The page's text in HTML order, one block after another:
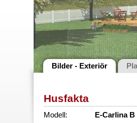
Bilder - Exteriör
Husfakta
Modell: E-Carlina